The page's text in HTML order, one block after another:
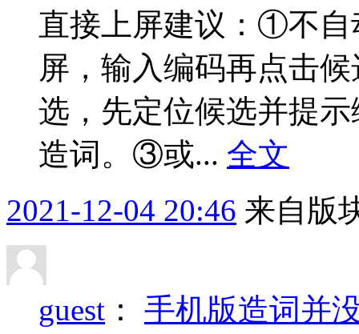
直接上屏建议：①不自
屏，输入编码再点击
选，先定位候选并提
造词。③或... 全文
2021-12-04 20:46 来自版
guest ： 手机版造词并